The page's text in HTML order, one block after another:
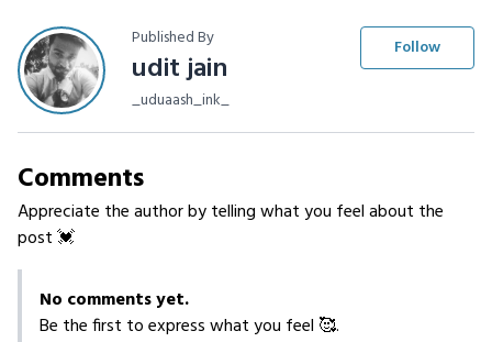
Published By
udit jain
_uduaash_ink_
Follow
Comments
Appreciate the author by telling what you feel about the
post 💓
No comments yet.
Be the first to express what you feel 🥰.